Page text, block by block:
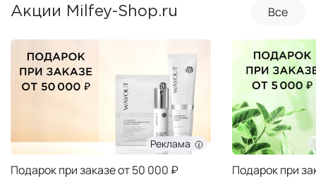
Акции Milfey-Shop.ru Все
Реклама
Подарок при заказе от 50 000 ₽ Подарок при